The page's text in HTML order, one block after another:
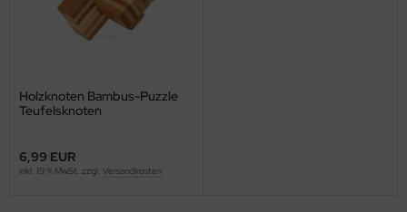
Holzknoten Bambus-Puzzle
Teufelsknoten
6,99 EUR
inkl. 19 % MwSt. zzgl. Versandkosten